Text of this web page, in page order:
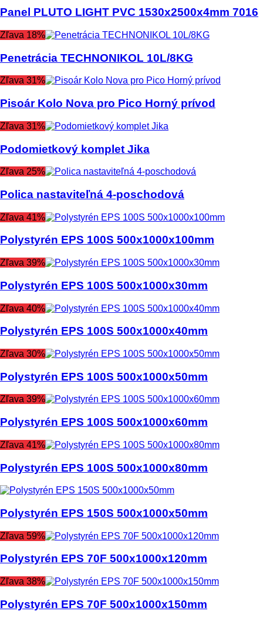
Panel PLUTO LIGHT PVC 1530x2500x4mm 7016
Zľava 18%
Penetrácia TECHNONIKOL 10L/8KG
Zľava 31%
Pisoár Kolo Nova pro Pico Horný prívod
Zľava 31%
Podomietkový komplet Jika
Zľava 25%
Polica nastaviteľná 4-poschodová
Zľava 41%
Polystyrén EPS 100S 500x1000x100mm
Zľava 39%
Polystyrén EPS 100S 500x1000x30mm
Zľava 40%
Polystyrén EPS 100S 500x1000x40mm
Zľava 30%
Polystyrén EPS 100S 500x1000x50mm
Zľava 39%
Polystyrén EPS 100S 500x1000x60mm
Zľava 41%
Polystyrén EPS 100S 500x1000x80mm
Polystyrén EPS 150S 500x1000x50mm
Zľava 59%
Polystyrén EPS 70F 500x1000x120mm
Zľava 38%
Polystyrén EPS 70F 500x1000x150mm